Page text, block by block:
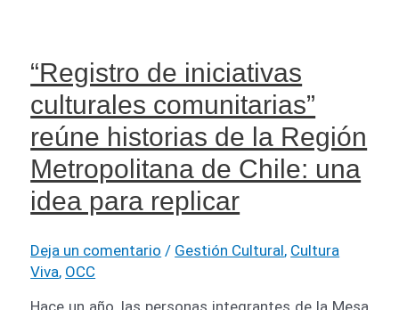
“Registro de iniciativas
culturales comunitarias”
reúne historias de la Región
Metropolitana de Chile: una
idea para replicar
Deja un comentario / Gestión Cultural, Cultura
Viva, OCC
Hace un año, las personas integrantes de la Mesa